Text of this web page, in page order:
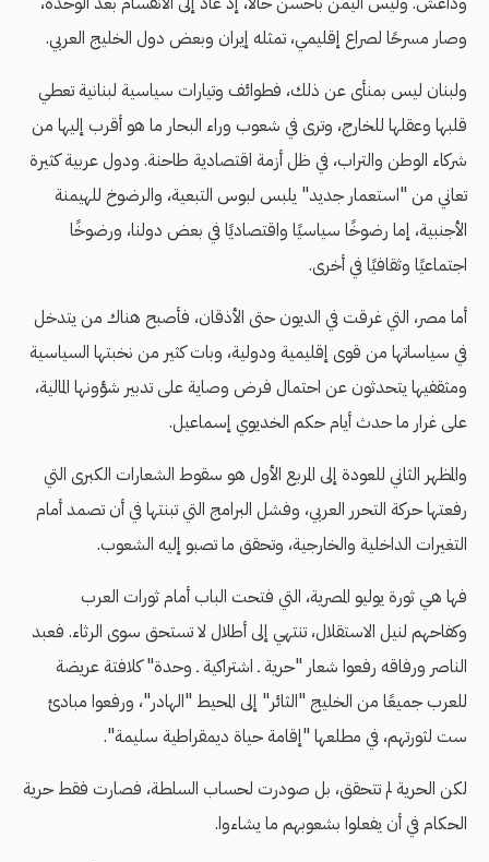
وصار مسرحًا لصراع إقليمي، تمثله إيران وبعض دول الخليج العربي.
ولبنان ليس بمنأى عن ذلك، فطوائف وتيارات سياسية لبنانية تعطي
قلبها وعقلها للخارج، وترى في شعوب وراء البحار ما هو أقرب إليها من
شركاء الوطن والتراب، في ظل أزمة اقتصادية طاحنة. ودول عربية كثيرة
تعاني من "استعمار جديد" يلبس لبوس التبعية، والرضوخ للهيمنة
الأجنبية، إما رضوخًا سياسيًا واقتصاديًا في بعض دولنا، ورضوخًا
اجتماعيًا وثقافيًا في أخرى.
أما مصر، التي غرقت في الديون حتى الأذقان، فأصبح هناك من يتدخل
في سياساتها من قوى إقليمية ودولية، وبات كثير من نخبتها السياسية
ومثقفيها يتحدثون عن احتمال فرض وصاية على تدبير شؤونها المالية،
على غرار ما حدث أيام حكم الخديوي إسماعيل.
والمظهر الثاني للعودة إلى المربع الأول هو سقوط الشعارات الكبرى التي
رفعتها حركة التحرر العربي، وفشل البرامج التي تبنتها في أن تصمد أمام
التغيرات الداخلية والخارجية، وتحقق ما تصبو إليه الشعوب.
فها هي ثورة يوليو المصرية، التي فتحت الباب أمام ثورات العرب
وكفاحهم لنيل الاستقلال، تنتهي إلى أطلال لا تستحق سوى الرثاء. فعبد
الناصر ورفاقه رفعوا شعار "حرية ـ اشتراكية ـ وحدة" كلافتة عريضة
للعرب جميعًا من الخليج "الثائر" إلى المحيط "الهادر"، ورفعوا مبادئ
ست لثورتهم، في مطلعها "إقامة حياة ديمقراطية سليمة".
لكن الحرية لم تتحقق، بل صودرت لحساب السلطة، فصارت فقط حرية
الحكام في أن يفعلوا بشعوبهم ما يشاءوا.